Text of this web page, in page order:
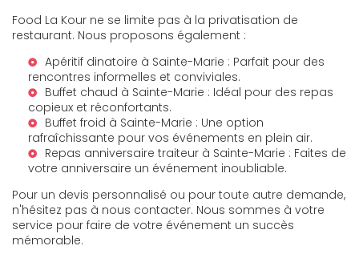
Food La Kour ne se limite pas à la privatisation de
restaurant. Nous proposons également :
Apéritif dinatoire à Sainte-Marie : Parfait pour des
rencontres informelles et conviviales.
Buffet chaud à Sainte-Marie : Idéal pour des repas
copieux et réconfortants.
Buffet froid à Sainte-Marie : Une option
rafraîchissante pour vos événements en plein air.
Repas anniversaire traiteur à Sainte-Marie : Faites de
votre anniversaire un événement inoubliable.
Pour un devis personnalisé ou pour toute autre demande,
n'hésitez pas à nous contacter. Nous sommes à votre
service pour faire de votre événement un succès
mémorable.